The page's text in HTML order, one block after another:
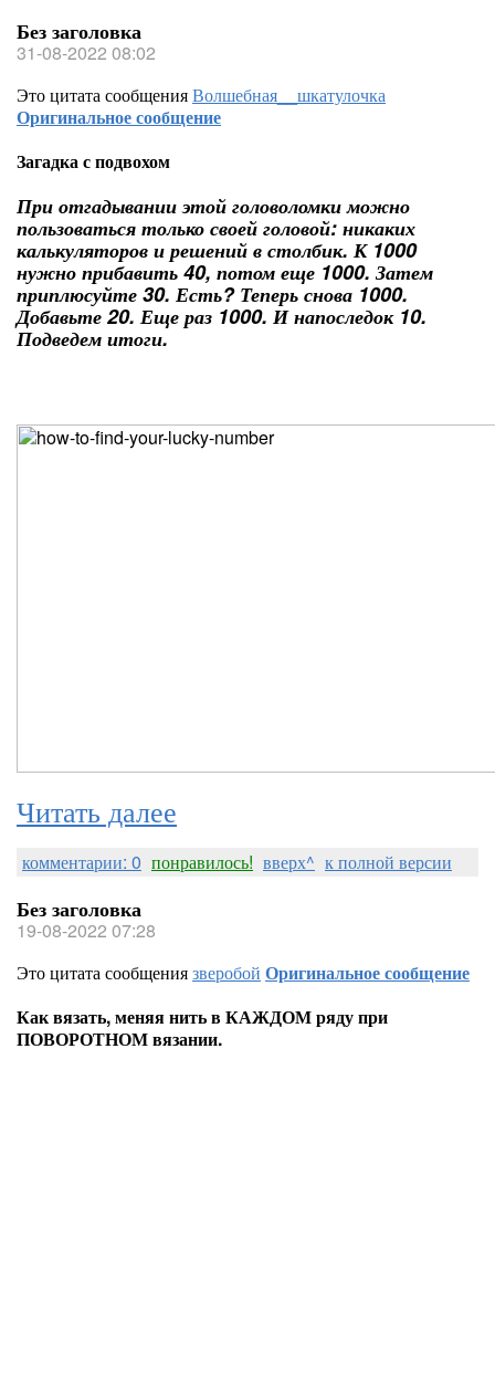
Без заголовка
31-08-2022 08:02
Это цитата сообщенияВолшебная__шкатулочка
Оригинальное сообщение
Загадка с подвохом
При отгадывании этой головоломки можно
пользоваться только своей головой: никаких
калькуляторов и решений в столбик. К 1000
нужно прибавить 40, потом еще 1000. Затем
приплюсуйте 30. Есть? Теперь снова 1000.
Добавьте 20. Еще раз 1000. И напоследок 10.
Подведем итоги.
Читать далее
комментарии: 0 понравилось! вверх^ к полной версии
Без заголовка
19-08-2022 07:28
Это цитата сообщениязверобой Оригинальное сообщение
Как вязать, меняя нить в КАЖДОМ ряду при
ПОВОРОТНОМ вязании.